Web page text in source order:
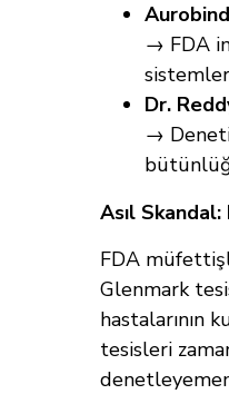
→ FDA
Dr.
→
Asıl
FDA
Glenmark
hastalarının
tesisleri